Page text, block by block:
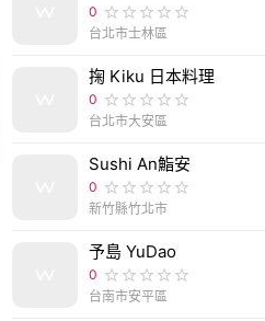
[美食-台中] 燒肉中山大墩店
0
台北市士林區
掬 Kiku 日本料理
0
台北市大安區
Sushi An鮨安
0
新竹縣竹北市
予島 YuDao
0
台南市安平區